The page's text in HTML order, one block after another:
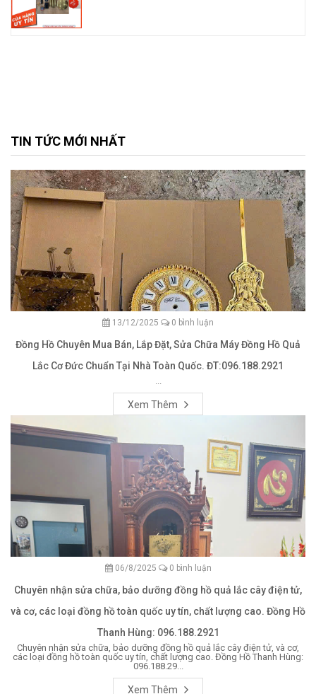
TIN TỨC MỚI NHẤT
13/12/2025 0 bình luận
Đồng Hồ Chuyên Mua Bán, Lắp Đặt, Sửa Chữa Máy Đồng Hồ Quả
Lắc Cơ Đức Chuẩn Tại Nhà Toàn Quốc. ĐT:096.188.2921
Xem Thêm
06/8/2025 0 bình luận
Chuyên nhận sửa chữa, bảo dưỡng đồng hồ quả lắc cây điện tử,
và cơ, các loại đồng hồ toàn quốc uy tín, chất lượng cao. Đồng Hồ
Thanh Hùng: 096.188.2921
Chuyên nhận sửa chữa, bảo dưỡng đồng hồ quả lắc cây điện tử, và cơ,
các loại đồng hồ toàn quốc uy tín, chất lượng cao. Đồng Hồ Thanh Hùng:
096.188.29...
Xem Thêm